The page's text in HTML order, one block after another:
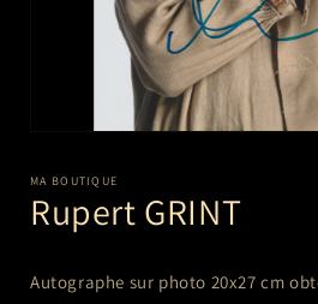
média
dans
une
MA BOUTIQUE
Rupert GRINT
Autographe sur photo 20x27 cm